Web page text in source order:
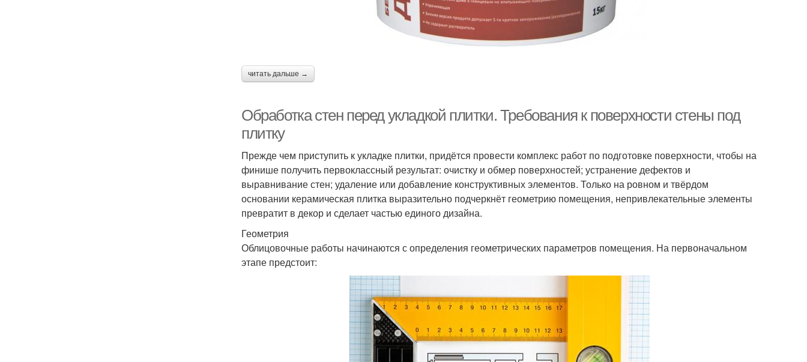
читать дальше →
Обработка стен перед укладкой плитки. Требования к поверхности стены под
плитку
Прежде чем приступить к укладке плитки, придётся провести комплекс работ по подготовке поверхности, чтобы на
финише получить первоклассный результат: очистку и обмер поверхностей; устранение дефектов и
выравнивание стен; удаление или добавление конструктивных элементов. Только на ровном и твёрдом
основании керамическая плитка выразительно подчеркнёт геометрию помещения, непривлекательные элементы
превратит в декор и сделает частью единого дизайна.
Геометрия
Облицовочные работы начинаются с определения геометрических параметров помещения. На первоначальном
этапе предстоит: